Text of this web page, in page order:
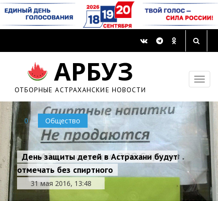
АРБУЗ
ОТБОРНЫЕ АСТРАХАНСКИЕ НОВОСТИ
0 Общество
День защиты детей в Астрахани будут
отмечать без спиртного
31 мая 2016, 13:48